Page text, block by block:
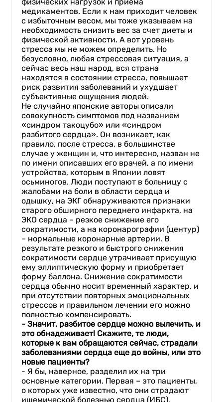
медикаментов. Если к нам приходит человек
с избыточным весом, мы тоже указываем на
необходимость снизить вес за счет диеты и
физической активности. А вот уровень
стресса мы не можем определить. Но
безусловно, любая стрессовая ситуация, а
сейчас весь наш народ, вся страна
находятся в состоянии стресса, повышает
риск развития заболеваний и ухудшает
субъективные ощущения людей.
Не случайно японские авторы описали
совокупность симптомов под названием
«синдром такоцубо» или «синдром
разбитого сердца». Он возникает, как
правило, после стресса, в большинстве
случае у женщин и, что интересно, назван не
по имени описавших его врачей, а по имени
устройства, которым в Японии ловят
осьминогов. Люди поступают в больницу с
жалобами на боли в области сердца и
одышку, на ЭКГ обнаруживаются признаки
старого обширного переднего инфаркта, на
ЭКО сердца – резкое снижение его
сократимости, а на коронарографии (центур)
– нормальные коронарные артерии. В
результате резкого и быстрого снижения
сократимости сердце утрачивает присущую
ему эллиптическую форму и приобретает
форму баллона. Снижение сократимости
сердца обычно носит временный характер, и
при отсутствии повторных эмоциональных
стрессов и правильном лечении его можно
полностью компенсировать.
-Значит, разбитое сердце можно вылечить, и
это обнадеживает! Скажите, те люди,
которые к вам обращаются сейчас, страдали
заболеваниями сердца еще до войны, или это
новые пациенты?
- Я бы, наверное, разделил их на три
основные категории. Первая – это пациенты,
о которых уже известно, что они страдают
ишемической болезнью сердца (ИБС),